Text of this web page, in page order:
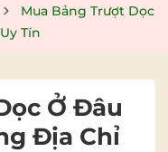
Mua Bảng Trượt Dọc
Tín
Ở Đâu
Địa Chỉ